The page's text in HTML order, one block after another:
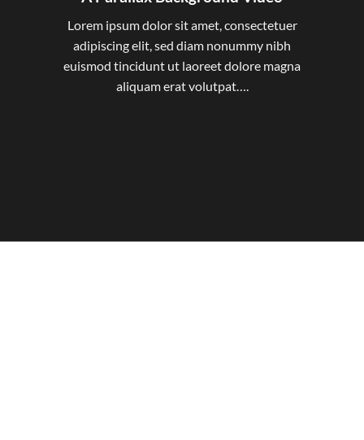
Lorem ipsum dolor sit amet, consectetuer
adipiscing elit, sed diam nonummy nibh
euismod tincidunt ut laoreet dolore magna
aliquam erat volutpat….